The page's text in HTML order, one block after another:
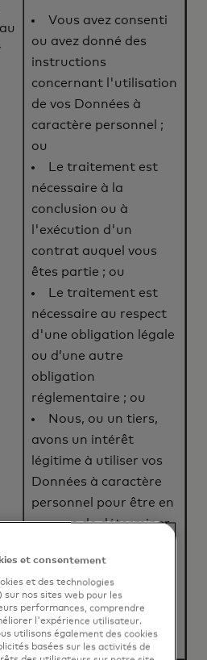
Vous avez consenti
ou avez donné des
instructions
concernant l'utilisation
de vos Données à
caractère personnel ;
ou
Le traitement est
nécessaire à la
conclusion ou à
l'exécution d'un
contrat auquel vous
êtes partie ; ou
Le traitement est
nécessaire au respect
d'une obligation légale
ou d’une autre
obligation
réglementaire ; ou
Nous, ou un tiers,
avons un intérêt
légitime à utiliser vos
Données à caractère
personnel pour être en
mesure de déterminer
gérer et de vous
fournir les
Programmes et leurs
avantages.
et consentement
et des technologies
nos sites web pour les
performances, comprendre
l'expérience utilisateur.
utilisons également des cookies
basées sur les activités de